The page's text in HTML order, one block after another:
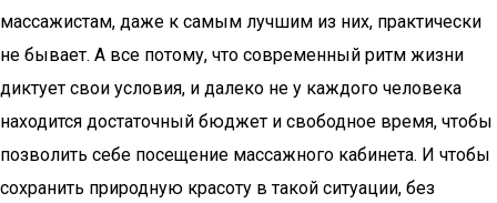
массажистам, даже к самым лучшим из них, практически
не бывает. А все потому, что современный ритм жизни
диктует свои условия, и далеко не у каждого человека
находится достаточный бюджет и свободное время, чтобы
позволить себе посещение массажного кабинета. И чтобы
сохранить природную красоту в такой ситуации, без